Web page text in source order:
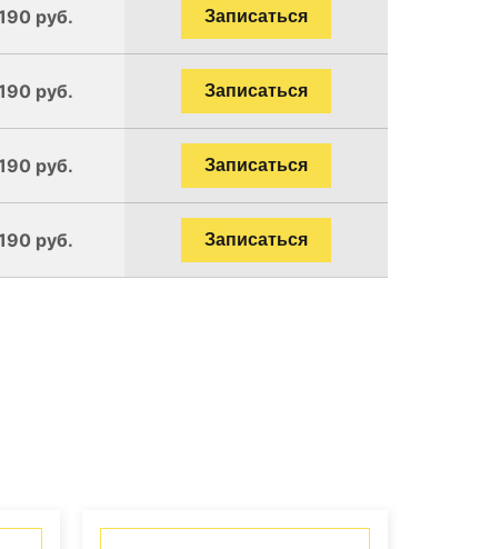
руб. Записаться
руб. Записаться
руб. Записаться
руб. Записаться